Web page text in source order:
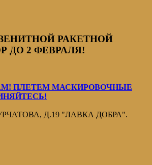
РАКЕТНОЙ
ДО 2 ФЕВРАЛЯ!
ПЛЕТЕМ МАСКИРОВОЧНЫЕ
Д.19 "ЛАВКА ДОБРА".